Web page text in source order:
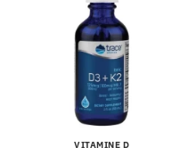
VITAMINE D